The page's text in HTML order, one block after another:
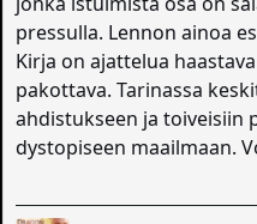
pressulla. Lennon ainoa
Kirja on ajattelua
pakottava. Tarinassa
ahdistukseen ja toiveisiin
dystopiseen maailmaan.